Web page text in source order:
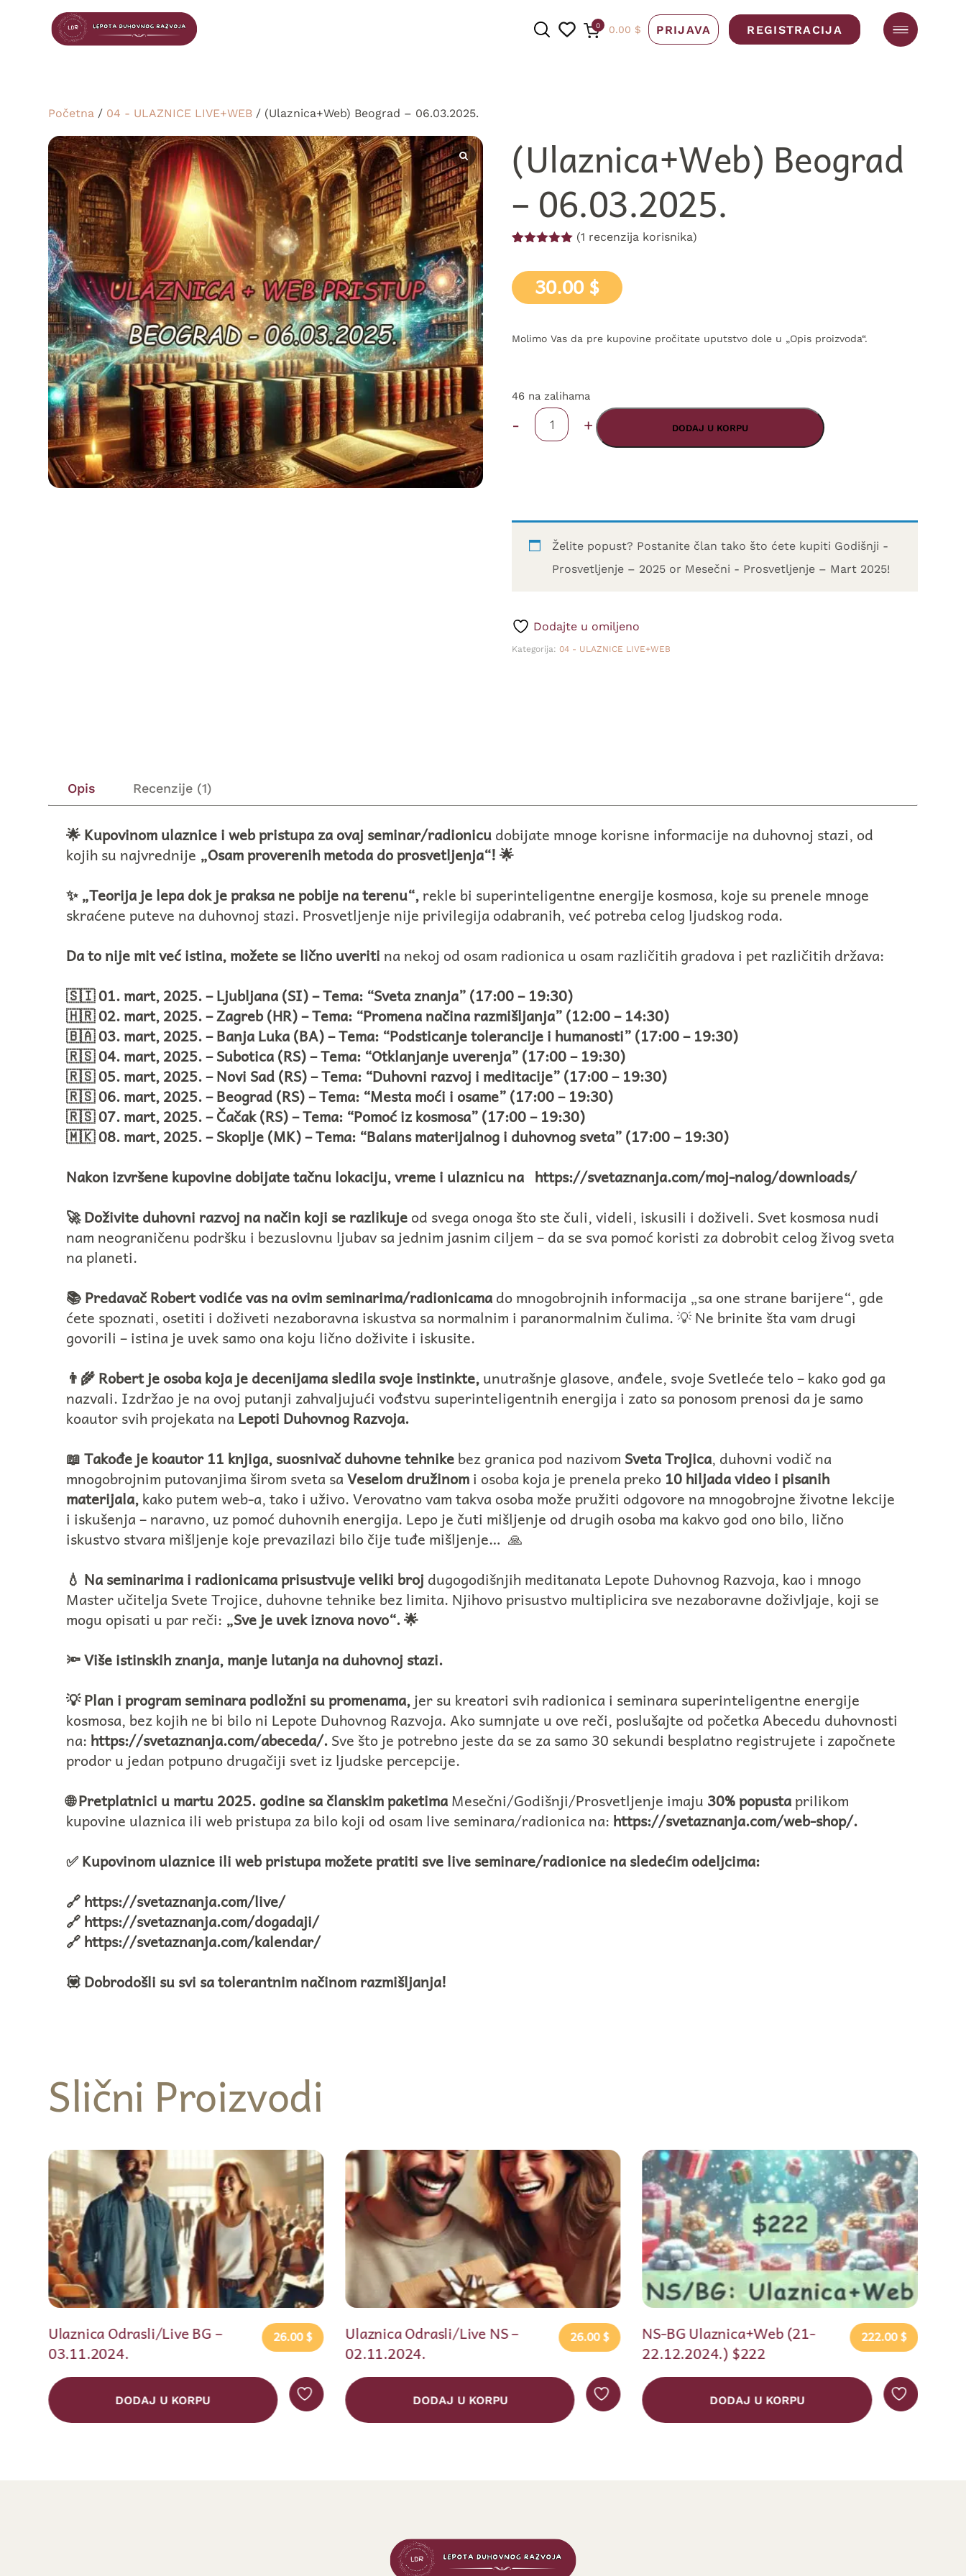
0 0.00 $ PRIJAVA REGISTRACIJA
Početna / 04 - ULAZNICE LIVE+WEB / (Ulaznica+Web) Beograd – 06.03.2025.
(Ulaznica+Web) Beograd
– 06.03.2025.
na osnovu
ocene kupca
(1 recenzija korisnika)
30.00$
Molimo Vas da pre kupovine pročitate uputstvo dole u „Opis proizvoda“.
46 na zalihama
-
(Ulaznica+Web)
Beograd
+ DODAJ U KORPU
Želite popust? Postanite član tako što ćete kupiti Godišnji -
Prosvetljenje – 2025 or Mesečni - Prosvetljenje – Mart 2025!
Dodajte u omiljeno
Kategorija: 04 - ULAZNICE LIVE+WEB
Opis Recenzije (1)
🌟 Kupovinom ulaznice i web pristupa za ovaj seminar/radionicudobijate mnoge korisne informacije na duhovnoj stazi, od
kojih su najvrednije „Osam proverenih metoda do prosvetljenja“! 🌟
✨ „Teorija je lepa dok je praksa ne pobije na terenu“,rekle bi superinteligentne energije kosmosa, koje su prenele mnoge
skraćene puteve na duhovnoj stazi. Prosvetljenje nije privilegija odabranih, već potreba celog ljudskog roda.
Da to nije mit već istina, možete se lično uveriti na nekoj od osam radionica u osam različitih gradova i pet različitih država:
🇸🇮 01. mart, 2025. – Ljubljana (SI) – Tema: “Sveta znanja” (17:00 – 19:30)
🇭🇷 02. mart, 2025. – Zagreb (HR) – Tema: “Promena načina razmišljanja”(12:00 – 14:30)
🇧🇦 03. mart, 2025. – Banja Luka (BA) – Tema: “Podsticanje tolerancije i humanosti”(17:00 – 19:30)
🇷🇸 04. mart, 2025. – Subotica (RS) – Tema: “Otklanjanje uverenja”(17:00 – 19:30)
🇷🇸 05. mart, 2025. – Novi Sad (RS) – Tema: “Duhovni razvoj i meditacije”(17:00 – 19:30)
🇷🇸 06. mart, 2025. – Beograd (RS) – Tema: “Mesta moći i osame”(17:00 – 19:30)
🇷🇸 07. mart, 2025. – Čačak (RS) – Tema: “Pomoć iz kosmosa”(17:00 – 19:30)
🇲🇰 08. mart, 2025. – Skoplje (MK) – Tema: “Balans materijalnog i duhovnog sveta”(17:00 – 19:30)
Nakon izvršene kupovine dobijate tačnu lokaciju, vreme i ulaznicu na https://svetaznanja.com/moj-nalog/downloads/
🚀 Doživite duhovni razvoj na način koji se razlikujeod svega onoga što ste čuli, videli, iskusili i doživeli. Svet kosmosa nudi
nam neograničenu podršku i bezuslovnu ljubav sa jednim jasnim ciljem – da se sva pomoć koristi za dobrobit celog živog sveta
na planeti.
📚 Predavač Robert vodiće vas na ovim seminarima/radionicamado mnogobrojnih informacija „sa one strane barijere“, gde
ćete spoznati, osetiti i doživeti nezaboravna iskustva sa normalnim i paranormalnim čulima. 💡 Ne brinite šta vam drugi
govorili – istina je uvek samo ona koju lično doživite i iskusite.
👨‍🌾 Robert je osoba koja je decenijama sledila svoje instinkte,unutrašnje glasove, anđele, svoje Svetleće telo – kako god ga
nazvali. Izdržao je na ovoj putanji zahvaljujući vođstvu superinteligentnih energija i zato sa ponosom prenosi da je samo
koautor svih projekata naLepoti Duhovnog Razvoja.
📖 Takođe je koautor 11 knjiga, suosnivač duhovne tehnikebez granica pod nazivom Sveta Trojica, duhovni vodič na
mnogobrojnim putovanjima širom sveta saVeselom družinomi osoba koja je prenela preko 10 hiljada video i pisanih
materijala,kako putem web-a, tako i uživo. Verovatno vam takva osoba može pružiti odgovore na mnogobrojne životne lekcije
i iskušenja – naravno, uz pomoć duhovnih energija. Lepo je čuti mišljenje od drugih osoba ma kakvo god ono bilo, lično
iskustvo stvara mišljenje koje prevazilazi bilo čije tuđe mišljenje… 🙏
💧 Na seminarima i radionicama prisustvuje veliki broj dugogodišnjih meditanata Lepote Duhovnog Razvoja, kao i mnogo
Master učitelja Svete Trojice, duhovne tehnike bez limita. Njihovo prisustvo multiplicira sve nezaboravne doživljaje, koji se
mogu opisati u par reči: „Sve je uvek iznova novo“. 🌟
🔦 Više istinskih znanja, manje lutanja na duhovnoj stazi.
💡 Plan i program seminara podložni su promenama,jer su kreatori svih radionica i seminara superinteligentne energije
kosmosa, bez kojih ne bi bilo ni Lepote Duhovnog Razvoja. Ako sumnjate u ove reči, poslušajte od početka Abecedu duhovnosti
na: https://svetaznanja.com/abeceda/.Sve što je potrebno jeste da se za samo 30 sekundi besplatno registrujete i započnete
prodor u jedan potpuno drugačiji svet iz ljudske percepcije.
🌐 Pretplatnici u martu 2025. godine sa članskim paketimaMesečni/Godišnji/Prosvetljenje imaju 30% popustaprilikom
kupovine ulaznica ili web pristupa za bilo koji od osam live seminara/radionica na: https://svetaznanja.com/web-shop/.
✅ Kupovinom ulaznice ili web pristupa možete pratiti sve live seminare/radionice na sledećim odeljcima:
🔗https://svetaznanja.com/live/
🔗https://svetaznanja.com/dogadaji/
🔗https://svetaznanja.com/kalendar/
💟 Dobrodošli su svi sa tolerantnim načinom razmišljanja!
Slični Proizvodi
26.00$
Ulaznica Odrasli/Live NS –
02.11.2024.
26.00$
DODAJ U KORPU
NS-BG Ulaznica+Web (21-
22.12.2024.) $222
222.00$
DODAJ U KORPU
- 50%
Ulaznica Senior/Live
NS – 02.11.2024.
26.00$
DODAJ U KORPU